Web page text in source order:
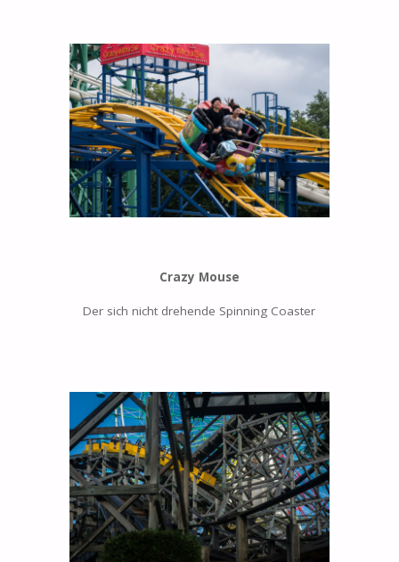
Crazy Mouse
Der sich nicht drehende Spinning Coaster